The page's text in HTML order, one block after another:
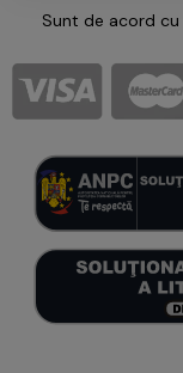
Sunt de acord cu